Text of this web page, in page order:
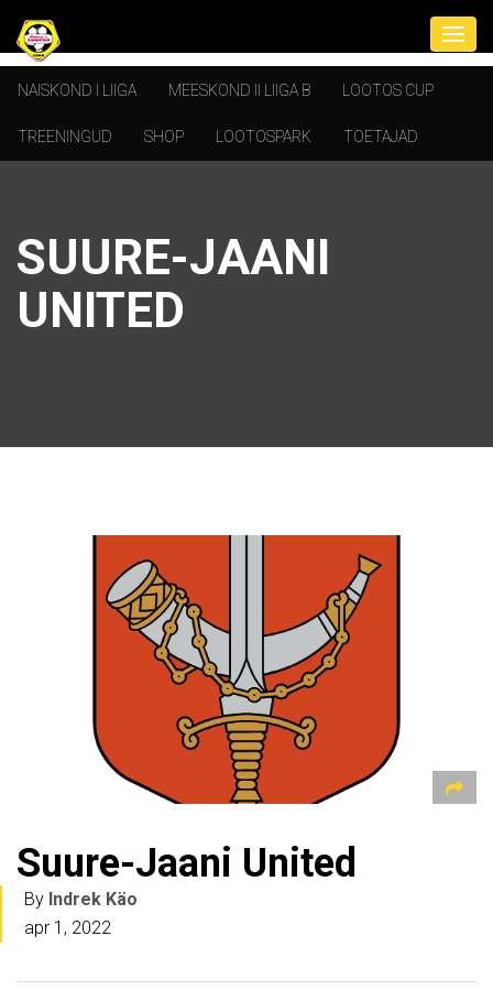
NAISKOND I LIIGA MEESKOND II LIIGA B LOOTOS CUP
TREENINGUD SHOP LOOTOSPARK TOETAJAD
SUURE-JAANI
UNITED
Suure-Jaani United
By Indrek Käo
apr 1, 2022